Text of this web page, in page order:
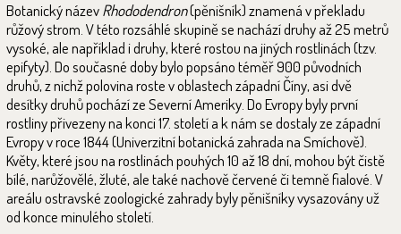
Botanický názevRhododendron(pěnišník) znamená v překladu
růžový strom. V této rozsáhlé skupině se nachází druhy až 25 metrů
vysoké, ale například i druhy, které rostou na jiných rostlinách (tzv.
epifyty). Do současné doby bylo popsáno téměř 900 původních
druhů, z nichž polovina roste v oblastech západní Číny, asi dvě
desítky druhů pochází ze Severní Ameriky. Do Evropy byly první
rostliny přivezeny na konci 17. století a k nám se dostaly ze západní
Evropy v roce 1844 (Univerzitní botanická zahrada na Smíchově).
Květy, které jsou na rostlinách pouhých 10 až 18 dní, mohou být čistě
bílé, narůžovělé, žluté, ale také nachově červené či temně fialové. V
areálu ostravské zoologické zahrady byly pěnišníky vysazovány už
od konce minulého století.